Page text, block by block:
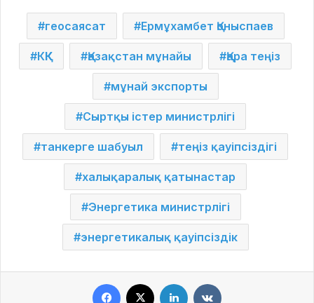
геосаясат Ермұхамбет Қоныспаев
КҚК Қазақстан мұнайы Қара теңіз
мұнай экспорты
Сыртқы істер министрлігі
танкерге шабуыл теңіз қауіпсіздігі
халықаралық қатынастар
Энергетика министрлігі
энергетикалық қауіпсіздік